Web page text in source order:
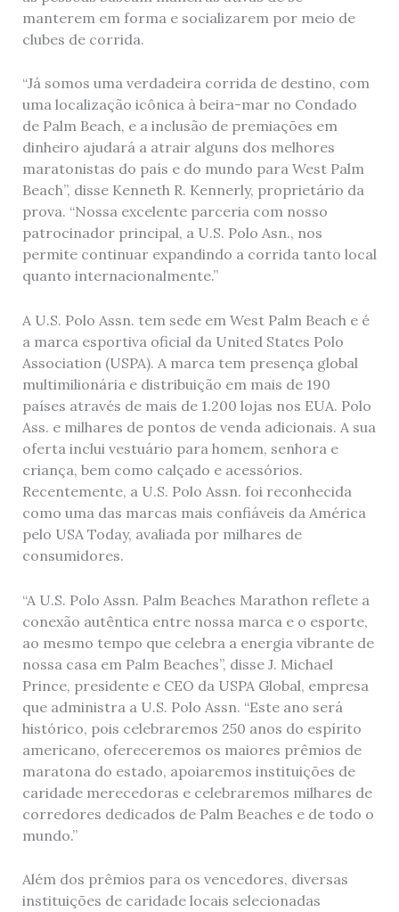
manterem em forma e socializarem por meio de
clubes de corrida.
“Já somos uma verdadeira corrida de destino, com
uma localização icônica à beira-mar no Condado
de Palm Beach, e a inclusão de premiações em
dinheiro ajudará a atrair alguns dos melhores
maratonistas do país e do mundo para West Palm
Beach”, disse Kenneth R. Kennerly, proprietário da
prova. “Nossa excelente parceria com nosso
patrocinador principal, a U.S. Polo Asn., nos
permite continuar expandindo a corrida tanto local
quanto internacionalmente.”
A U.S. Polo Assn. tem sede em West Palm Beach e é
a marca esportiva oficial da United States Polo
Association (USPA). A marca tem presença global
multimilionária e distribuição em mais de 190
países através de mais de 1.200 lojas nos EUA. Polo
Ass. e milhares de pontos de venda adicionais. A sua
oferta inclui vestuário para homem, senhora e
criança, bem como calçado e acessórios.
Recentemente, a U.S. Polo Assn. foi reconhecida
como uma das marcas mais confiáveis ​​da América
pelo USA Today, avaliada por milhares de
consumidores.
“A U.S. Polo Assn. Palm Beaches Marathon reflete a
conexão autêntica entre nossa marca e o esporte,
ao mesmo tempo que celebra a energia vibrante de
nossa casa em Palm Beaches”, disse J. Michael
Prince, presidente e CEO da USPA Global, empresa
que administra a U.S. Polo Assn. “Este ano será
histórico, pois celebraremos 250 anos do espírito
americano, ofereceremos os maiores prêmios de
maratona do estado, apoiaremos instituições de
caridade merecedoras e celebraremos milhares de
corredores dedicados de Palm Beaches e de todo o
mundo.”
Além dos prêmios para os vencedores, diversas
instituições de caridade locais selecionadas